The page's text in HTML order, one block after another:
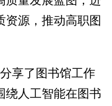
资源，推动高职图
享了图书馆工作
绕人工智能在图书